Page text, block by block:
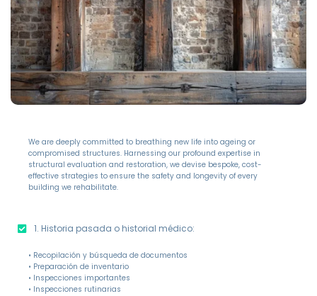
We are deeply committed to breathing new life into ageing or
compromised structures. Harnessing our profound expertise in
structural evaluation and restoration, we devise bespoke, cost-
effective strategies to ensure the safety and longevity of every
building we rehabilitate.
1. Historia pasada o historial médico:
• Recopilación y búsqueda de documentos
• Preparación de inventario
• Inspecciones importantes
• Inspecciones rutinarias